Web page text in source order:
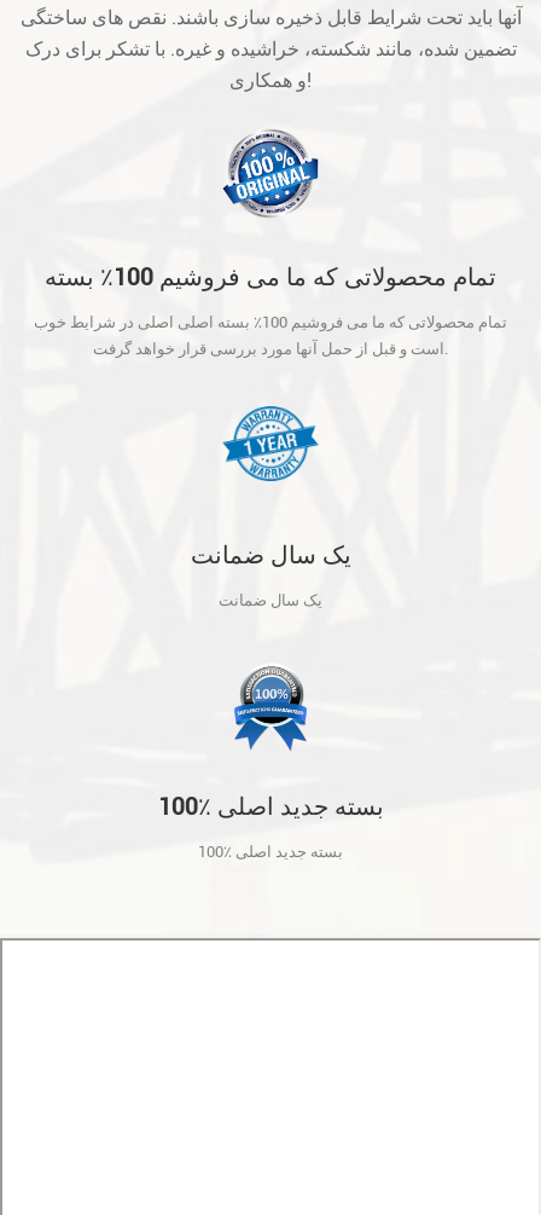
آنها باید تحت شرایط قابل ذخیره سازی باشند. نقص های ساختگی
تضمین شده، مانند شکسته، خراشیده و غیره. با تشکر برای درک
و همکاری!
تمام محصولاتی که ما می فروشیم 100٪ بسته
آنها مورد بررسی قرار خواهد گرفت.
تمام محصولاتی که ما می فروشیم 100٪ بسته اصلی اصلی در شرایط خوب
است و قبل از حمل آنها مورد بررسی قرار خواهد گرفت.
یک سال ضمانت
یک سال ضمانت
100٪ بسته جدید اصلی
100٪ بسته جدید اصلی